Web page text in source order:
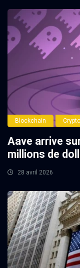
Blockchain
Aave arrive
millions de
28 avril 2026